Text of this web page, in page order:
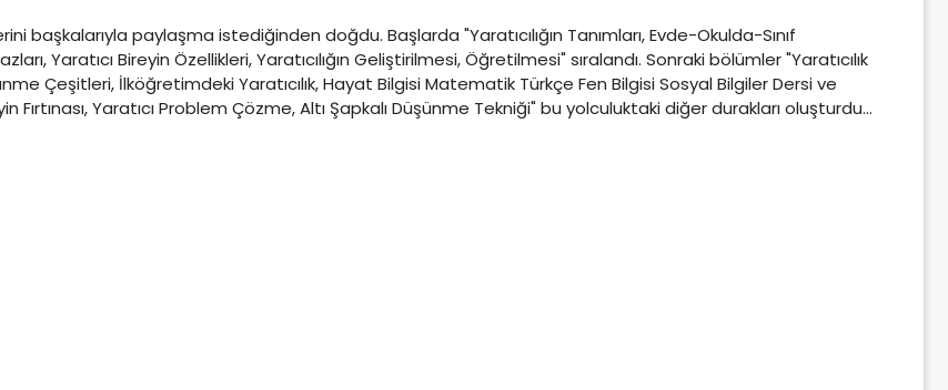
başkalarıyla paylaşma istediğinden doğdu. Başlarda "Yaratıcılığın Tanımları, Evde-Okulda-Sınıf
Yaratıcı Bireyin Özellikleri, Yaratıcılığın Geliştirilmesi, Öğretilmesi" sıralandı. Sonraki bölümler "Yaratıcılık
Çeşitleri, İlköğretimdeki Yaratıcılık, Hayat Bilgisi Matematik Türkçe Fen Bilgisi Sosyal Bilgiler Dersi ve
Fırtınası, Yaratıcı Problem Çözme, Altı Şapkalı Düşünme Tekniği" bu yolculuktaki diğer durakları oluşturdu…